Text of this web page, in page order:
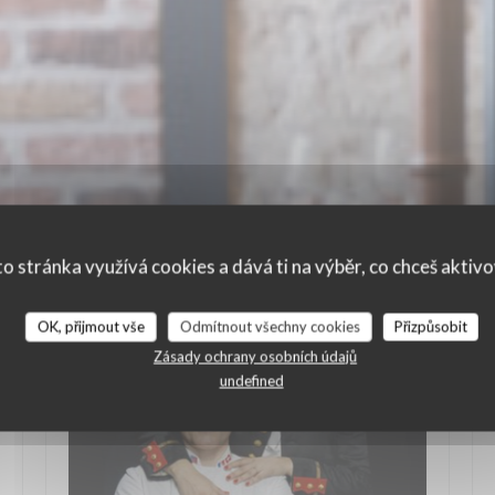
stránka využívá cookies a dává ti na výběr, co chceš
OK, přijmout vše Odmítnout všechny cookies
Přizpůsobit
Zásady ochrany osobních údajů
undefined